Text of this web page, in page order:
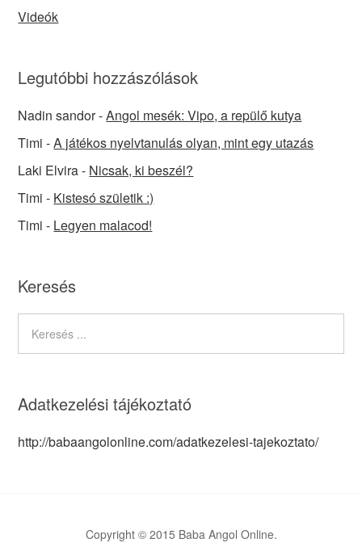
Videók
Legutóbbi hozzászólások
Nadin sandor-Angol mesék: Vipo, a repülő kutya
Timi -A játékos nyelvtanulás olyan, mint egy utazás
Laki Elvira- Nicsak, ki beszél?
Timi - Kistesó születik :)
Timi - Legyen malacod!
Keresés
Adatkezelési tájékoztató
http://babaangolonline.com/adatkezelesi-tajekoztato/
Copyright © 2015 Baba Angol Online.